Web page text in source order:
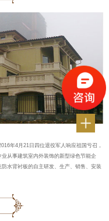
年4月21日四位退役军人响应祖国亏召，
从事建筑室内外装饰的新型绿色节能企
水背衬板的自主研发、生产、销售、安装